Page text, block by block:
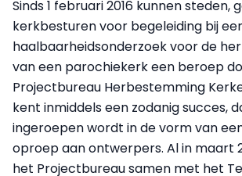
Sinds 1 februari 2016 kunnen steden,
kerkbesturen voor begeleiding bij
haalbaarheidsonderzoek voor de
van een parochiekerk een beroep
Projectbureau Herbestemming
kent inmiddels een zodanig succes,
ingeroepen wordt in de vorm van
oproep aan ontwerpers. Al in maart
het Projectbureau samen met het